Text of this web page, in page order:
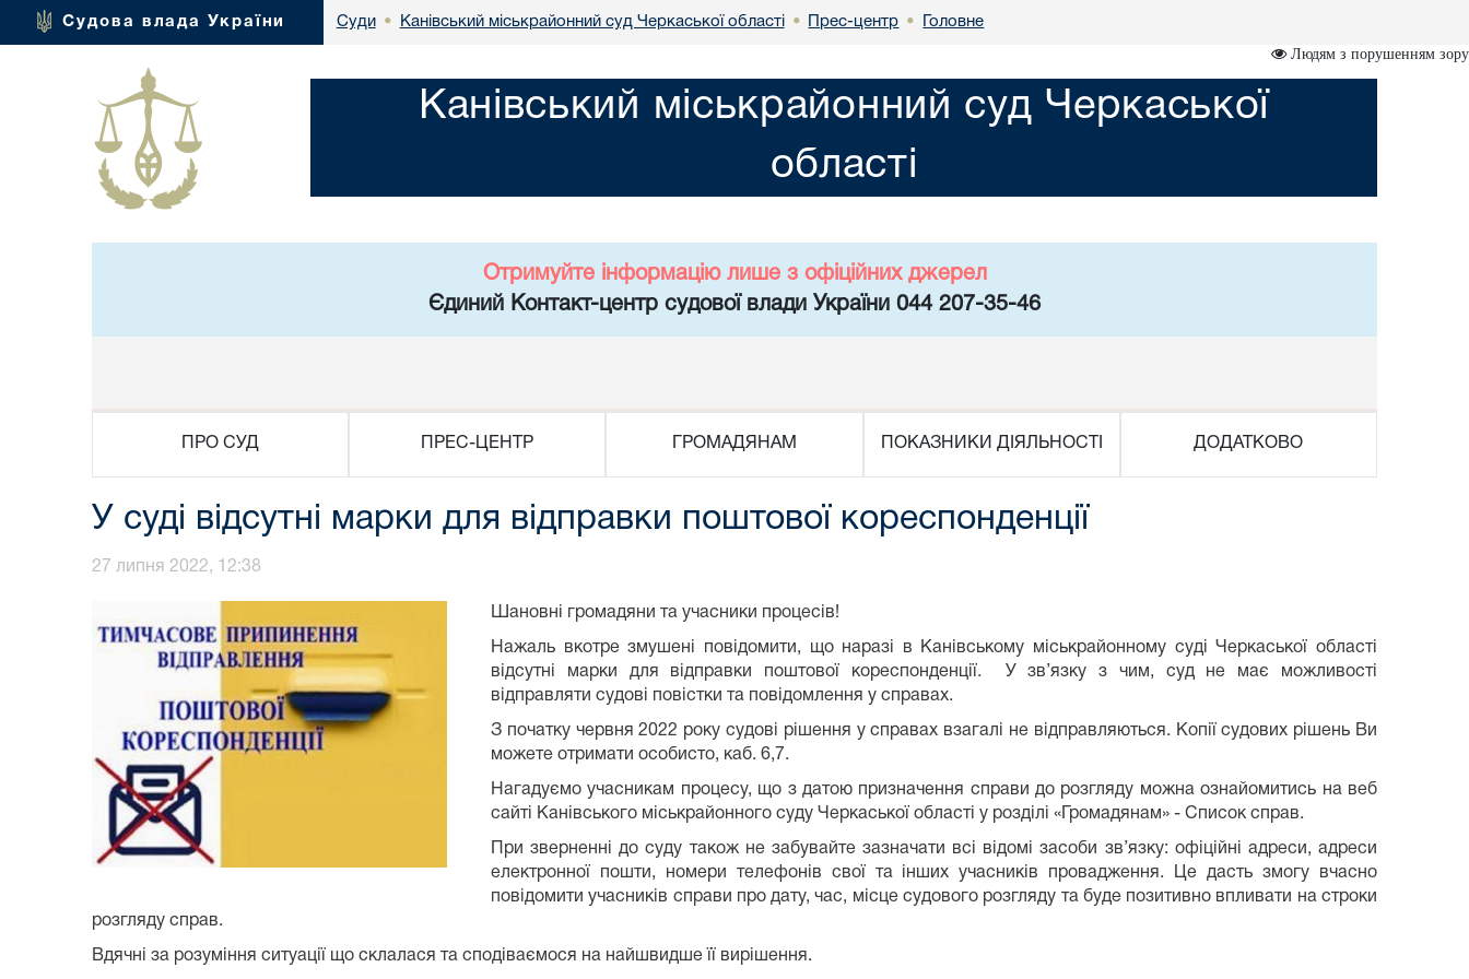
Судова влада України Суди • Канівський міськрайонний суд Черкаської області • Прес-центр • Головне
Людям з порушенням зору
Канівський міськрайонний суд Черкаської
області
Отримуйте інформацію лише з офіційних джерел
Єдиний Контакт-центр судової влади України 044 207-35-46
ПРО СУД ПРЕС-ЦЕНТР ГРОМАДЯНАМ ПОКАЗНИКИ ДІЯЛЬНОСТІ ДОДАТКОВО
У суді відсутні марки для відправки поштової кореспонденції
27 липня 2022, 12:38
Шановні громадяни та учасники процесів!
Нажаль вкотре змушені повідомити, що наразі в Канівському міськрайонному суді Черкаської області
відсутні марки для відправки поштової кореспонденції. У зв’язку з чим, суд не має можливості
відправляти судові повістки та повідомлення у справах.
З початку червня 2022 року судові рішення у справах взагалі не відправляються. Копії судових рішень Ви
можете отримати особисто, каб. 6,7.
Нагадуємо учасникам процесу, що з датою призначення справи до розгляду можна ознайомитись на веб
сайті Канівського міськрайонного суду Черкаської області у розділі «Громадянам» - Список справ.
При зверненні до суду також не забувайте зазначати всі відомі засоби зв’язку: офіційні адреси, адреси
електронної пошти, номери телефонів свої та інших учасників провадження. Це дасть змогу вчасно
повідомити учасників справи про дату, час, місце судового розгляду та буде позитивно впливати на строки
розгляду справ.
Вдячні за розуміння ситуації що склалася та сподіваємося на найшвидше її вирішення.